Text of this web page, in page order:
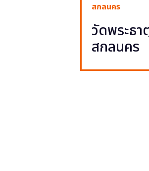
สกลนคร
วัดพระธ
สกลนคร